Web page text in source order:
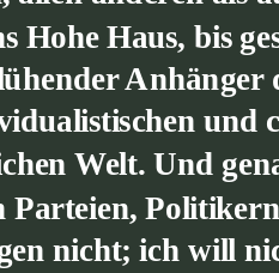
Haus, bis
Anhänger
Welt. Und
Parteien,
nicht; ich will